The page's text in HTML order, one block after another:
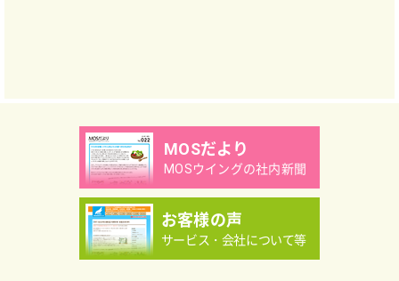
MOSだより
MOSウイングの社内新聞
お客様の声
サービス・会社について等